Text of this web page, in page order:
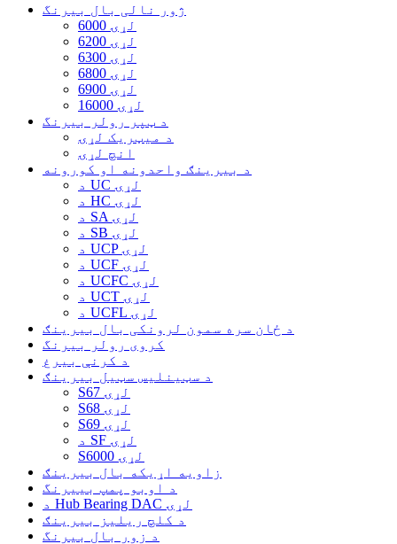
ژور نالی بال بیرنگ
6000 لړۍ
6200 لړۍ
6300 لړۍ
6800 لړۍ
6900 لړۍ
16000 لړۍ
د ټپر رولر بیرنگ
د میټریک لړۍ
انچ لړۍ
د بیرینګ واحدونه او کورونه
د UC لړۍ
د HC لړۍ
د SA لړۍ
د SB لړۍ
د UCP لړۍ
د UCF لړۍ
د UCFC لړۍ
د UCT لړۍ
د UCFL لړۍ
د ځان سره سمون لرونکی بال بیرینګ
کروی رولر بیرنگ
د کرنې بیرغ
د سټینلیس سټیل بیرینګ
S67 لړۍ
S68 لړۍ
S69 لړۍ
د SF لړۍ
S6000 لړۍ
زاویه اړیکه بال بیرینګ
د اوبو پمپ بییرنگ
د Hub Bearing DAC لړۍ
د کلچ ریلیز بیرینګ
د زور بال بیرنگ